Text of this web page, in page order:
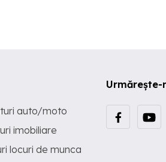
Urmărește-
auto/moto
imobiliare
locuri de munca